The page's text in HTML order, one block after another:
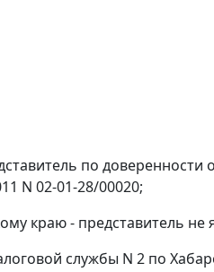
по доверенности
N 02-01-28/00020;
краю - представитель не
службы N 2 по